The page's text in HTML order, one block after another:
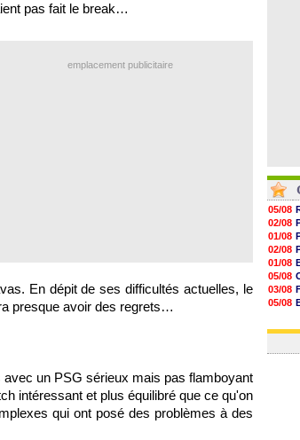
pas fait le break…
emplacement publicitaire
En dépit de ses difficultés actuelles, le
presque avoir des regrets…
un PSG sérieux mais pas flamboyant
intéressant et plus équilibré que ce qu'on
qui ont posé des problèmes à des
05/08
02/08
01/08
02/08
01/08
05/08
03/08
05/08
03/08